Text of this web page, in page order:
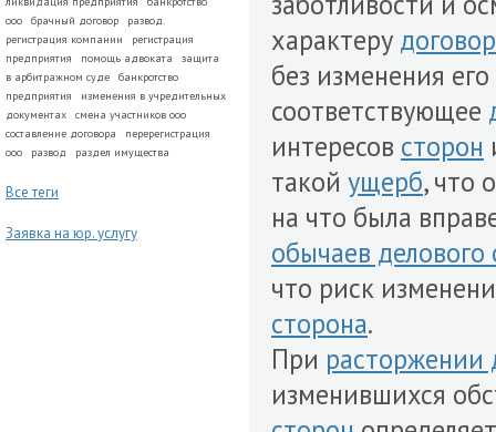
ооо
брачный договор
развод.
регистрация компании
регистрация
предприятия
помощь адвоката
защита
в арбитражном суде
банкротство
предприятия
изменения в учредительных
документах
смена участников ооо
составление договора
перерегистрация
ооо
развод раздел имущества
Все теги
Заявка на юр. услугу
характеру
без изменения
соответствующее
интересов сторон
такой ущерб, что
на что была
обычаев делового
что риск
сторона.
При расторжении
изменившихся